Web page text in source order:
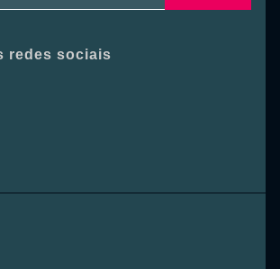
redes sociais